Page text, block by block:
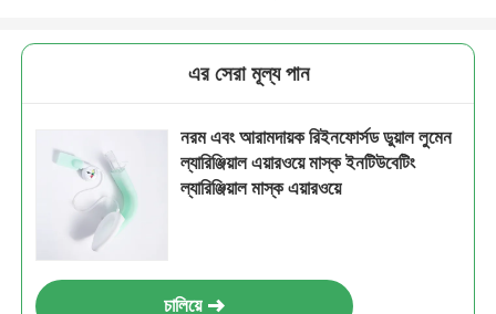
এর সেরা মূল্য পান
নরম এবং আরামদায়ক রিইনফোর্সড ডুয়াল লুমেন
ল্যারিঞ্জিয়াল এয়ারওয়ে মাস্ক ইনটিউবেটিং
ল্যারিঞ্জিয়াল মাস্ক এয়ারওয়ে
চালিয়ে